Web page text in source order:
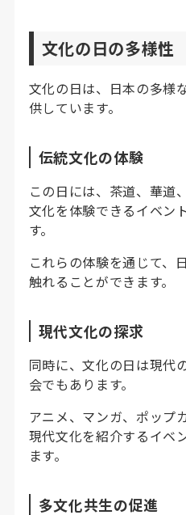
文化の日の多様性
文化の日は、日本の多様
供しています。
伝統文化の体験
この日には、茶道、華道
文化を体験できるイベン
す。
これらの体験を通じて、
触れることができます。
現代文化の探求
同時に、文化の日は現代
会でもあります。
アニメ、マンガ、ポップ
現代文化を紹介するイベ
ます。
多文化共生の促進